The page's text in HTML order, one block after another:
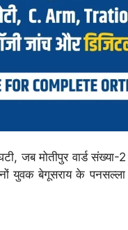
जब मोतीपुर वार्ड
युवक बेगूसराय के